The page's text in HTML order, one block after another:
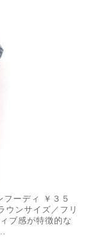
ーディ ￥３５
ンサイズ／フリ
ブ感が特徴的な